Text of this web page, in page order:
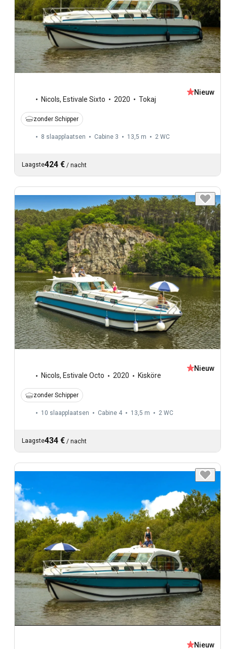
Nicols, Estivale Sixto 2020 Tokaj
Nieuw
zonder Schipper
8 slaapplaatsen Cabine 3 13,5 m 2 WC
Laagste424 € / nacht
Nicols, Estivale Octo 2020 Kisköre
Nieuw
zonder Schipper
10 slaapplaatsen Cabine 4 13,5 m 2 WC
Laagste434 € / nacht
Nieuw